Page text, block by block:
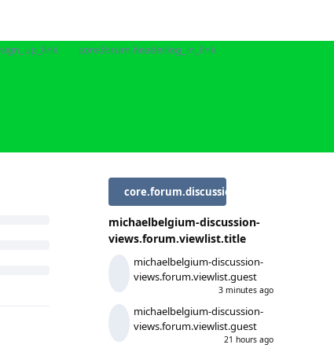
core.forum.header.log_in_link
michaelbelgium-discussion-
views.forum.viewlist.title
michaelbelgium-discussion-
views.forum.viewlist.guest
3 minutes ago
michaelbelgium-discussion-
views.forum.viewlist.guest
21 hours ago